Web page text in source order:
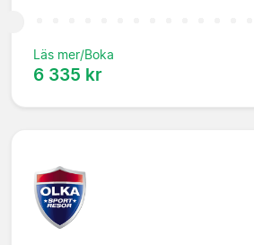
Läs mer/Boka
6 335 kr